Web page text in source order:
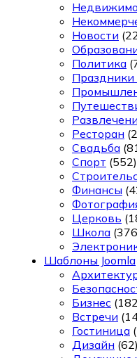
Новости
Политика
Ресторан
Свадьба
Спорт (552)
Финансы
Церковь
Школа
Шаблоны Joomla
Бизнес
Встречи
Гостиница
Дизайн (62)